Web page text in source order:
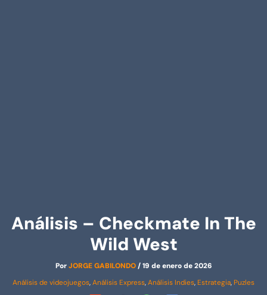
Análisis – Checkmate In The
Wild West
PorJORGE GABILONDO/19 de enero de 2026
Análisis de videojuegos,Análisis Express,Análisis Indies, Estrategia, Puzles